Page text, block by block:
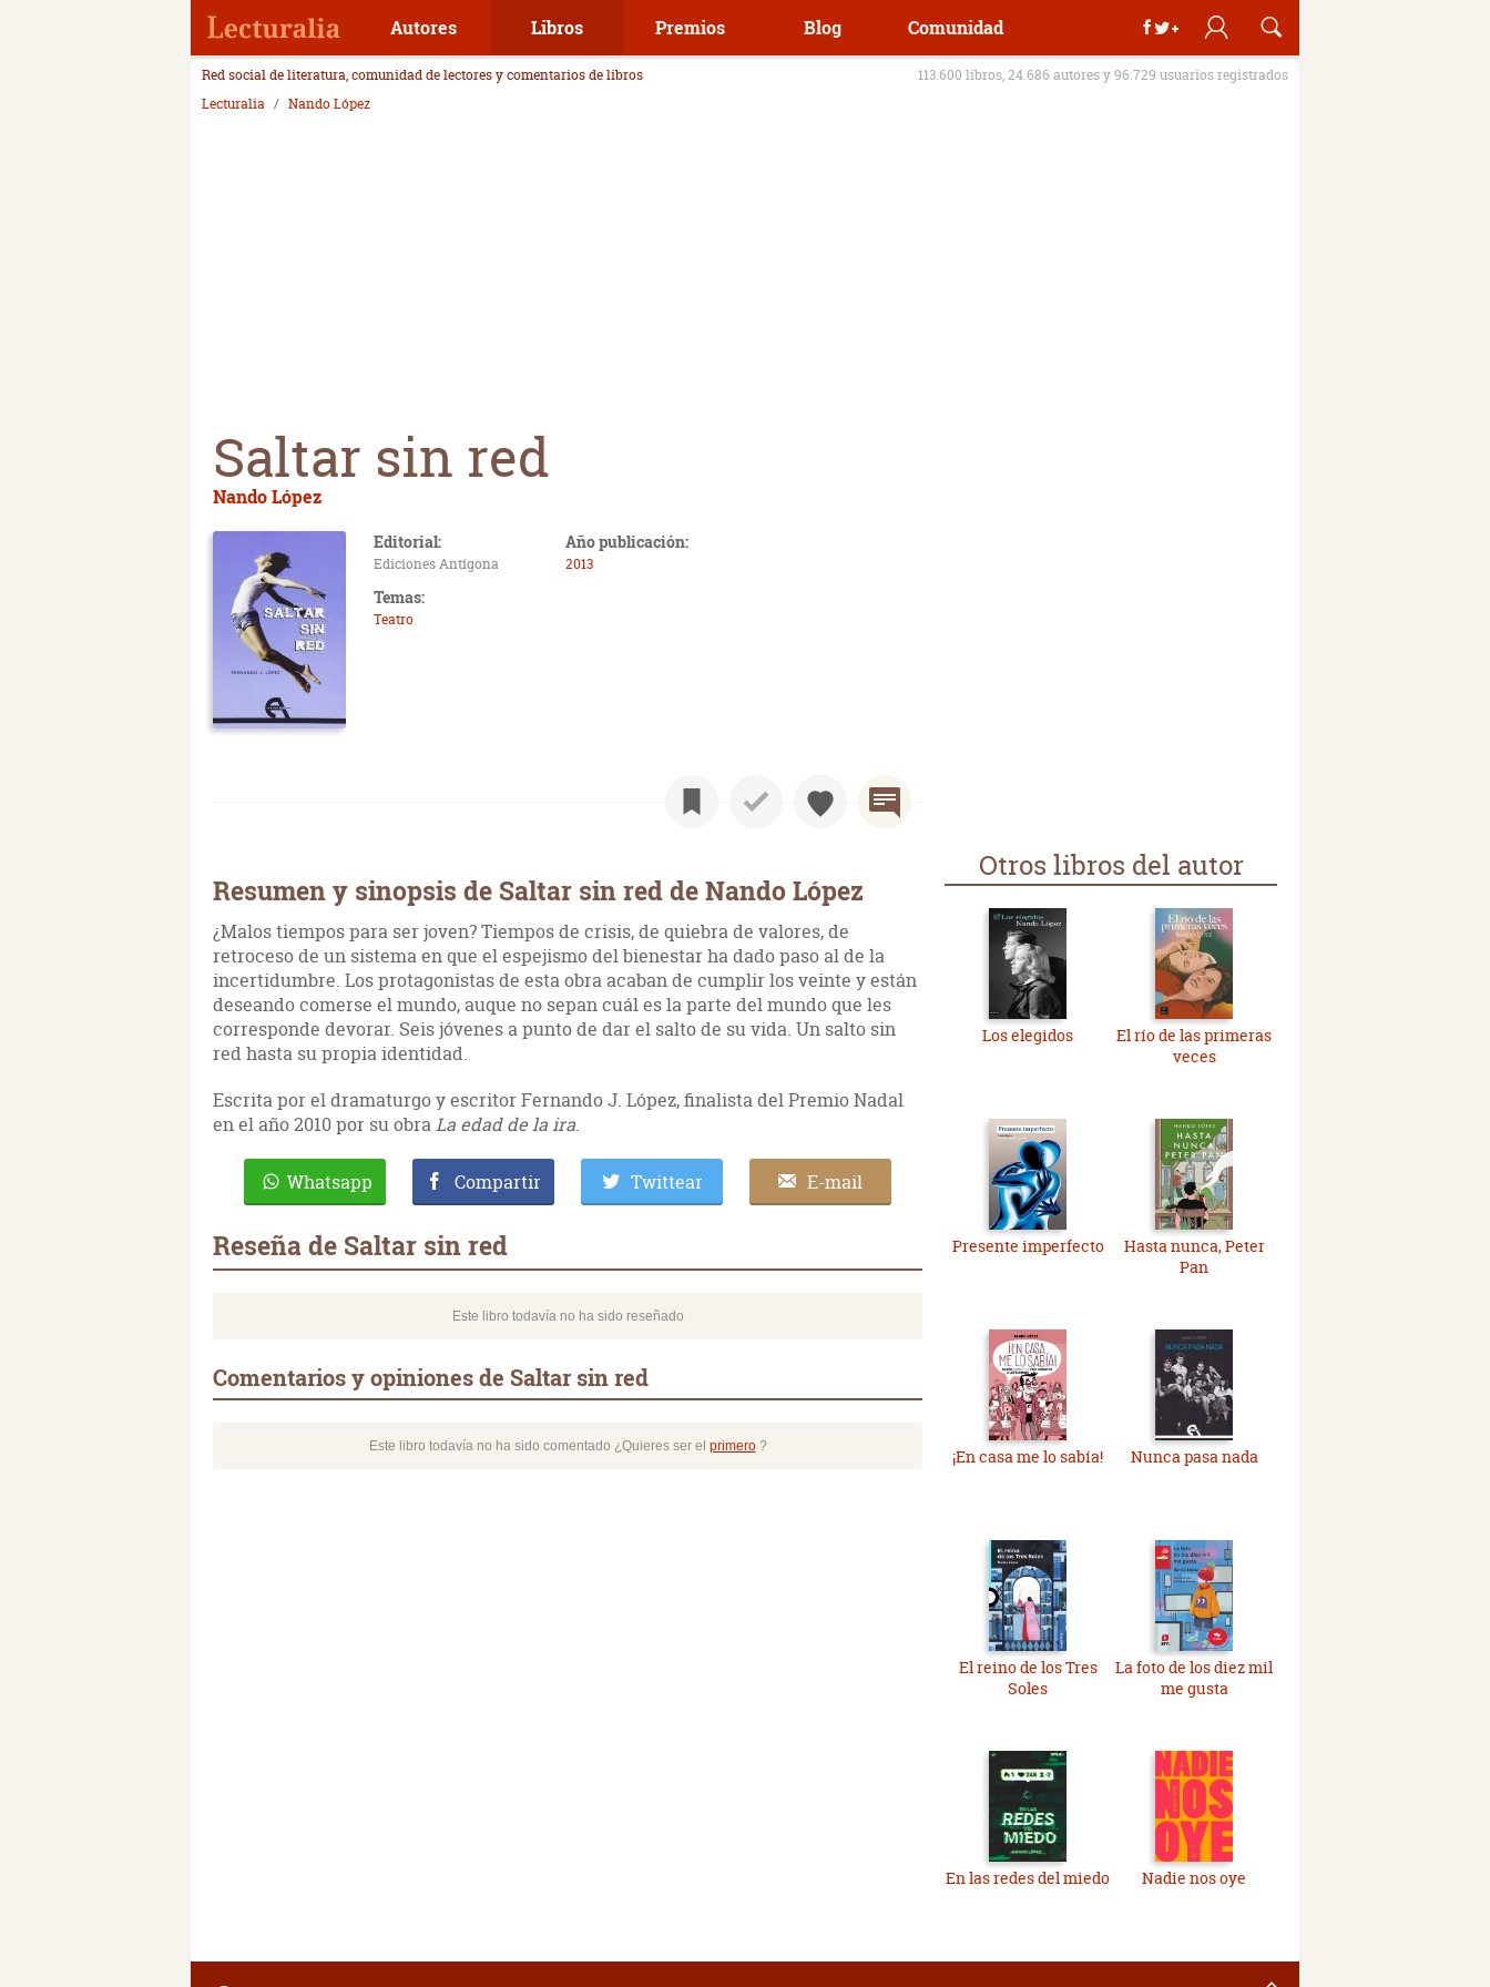
Autores Libros Premios Blog Comunidad
Red social de literatura, comunidad de lectores y comentarios de libros
113.600 libros, 24.686 autores y 96.729 usuarios registrados
Lecturalia
Nando López
Saltar sin red
Nando López
Editorial:
Ediciones Antígona
Año publicación:
2013
Temas:
Teatro
Resumen y sinopsis de Saltar sin red de Nando López
¿Malos tiempos para ser joven? Tiempos de crisis, de quiebra de valores, de
retroceso de un sistema en que el espejismo del bienestar ha dado paso al de la
incertidumbre. Los protagonistas de esta obra acaban de cumplir los veinte y están
deseando comerse el mundo, auque no sepan cuál es la parte del mundo que les
corresponde devorar. Seis jóvenes a punto de dar el salto de su vida. Un salto sin
red hasta su propia identidad.
Escrita por el dramaturgo y escritor Fernando J. López, finalista del Premio Nadal
en el año 2010 por su obraLa edad de la ira.
Whatsapp Compartir Twittear E-mail
Reseña de Saltar sin red
Este libro todavía no ha sido reseñado
Comentarios y opiniones de Saltar sin red
Este libro todavía no ha sido comentado ¿Quieres ser el primero?
Otros libros del autor
Los elegidos
El río de las primeras
veces
Presente imperfecto
Hasta nunca, Peter
Pan
¡En casa me lo sabía! Nunca pasa nada
El reino de los Tres
Soles
La foto de los diez mil
me gusta
En las redes del miedo Nadie nos oye